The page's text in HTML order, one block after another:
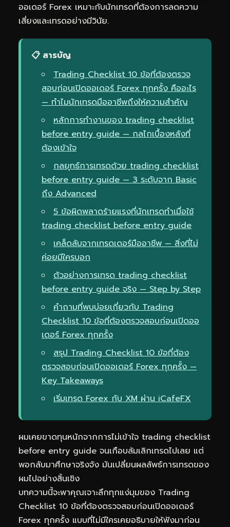
ออเดอร์ Forex เหมาะกับนักเทรดที่ต้องการลดความ
เสี่ยงและเทรดอย่างมีวินัย.
📋 สารบัญ
Trading Checklist 10 ข้อที่ต้องตรวจ
สอบก่อนเปิดออเดอร์ Forex ทุกครั้ง คืออะไร
— ทำไมนักเทรดมืออาชีพถึงให้ความสำคัญ
หลักการทำงานของ trading checklist
before entry guide — กลไกเบื้องหลังที่
ต้องเข้าใจ
กลยุทธ์การเทรดด้วย trading checklist
before entry guide — 3 ระดับจาก Basic
ถึง Advanced
5 ข้อผิดพลาดร้ายแรงที่นักเทรดทำเมื่อใช้
trading checklist before entry guide
เคล็ดลับจากเทรดเดอร์มืออาชีพ — สิ่งที่ไม่
ค่อยมีใครบอก
ตัวอย่างการเทรด trading checklist
before entry guide จริง — Step by Step
คำถามที่พบบ่อยเกี่ยวกับ Trading
Checklist 10 ข้อที่ต้องตรวจสอบก่อนเปิดออ
เดอร์ Forex ทุกครั้ง
สรุป Trading Checklist 10 ข้อที่ต้อง
ตรวจสอบก่อนเปิดออเดอร์ Forex ทุกครั้ง —
Key Takeaways
เริ่มเทรด Forex กับ XM ผ่าน iCafeFX
ผมเคยขาดทุนหนักจากการไม่เข้าใจ trading checklist
before entry guide จนเกือบล้มเลิกเทรดไปเลย แต่
พอกลับมาศึกษาจริงจัง มันเปลี่ยนผลลัพธ์การเทรดของ
ผมไปอย่างสิ้นเชิง
บทความนี้จะพาคุณเจาะลึกทุกแง่มุมของ Trading
Checklist 10 ข้อที่ต้องตรวจสอบก่อนเปิดออเดอร์
Forex ทุกครั้ง แบบที่ไม่มีใครเคยอธิบายให้ฟังมาก่อน